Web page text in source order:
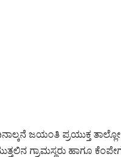
ಜಯಂತಿ ಪ್ರಯುಕ್ತ
ಗ್ರಾಮಸ್ಥರು ಹಾಗೂ